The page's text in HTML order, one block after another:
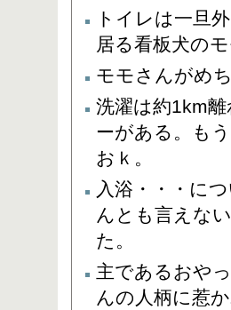
トイレは一旦
居る看板犬の
モモさんがめ
洗濯は約1km
ーがある。も
おｋ。
入浴・・・に
んとも言えな
た。
主であるおや
んの人柄に惹